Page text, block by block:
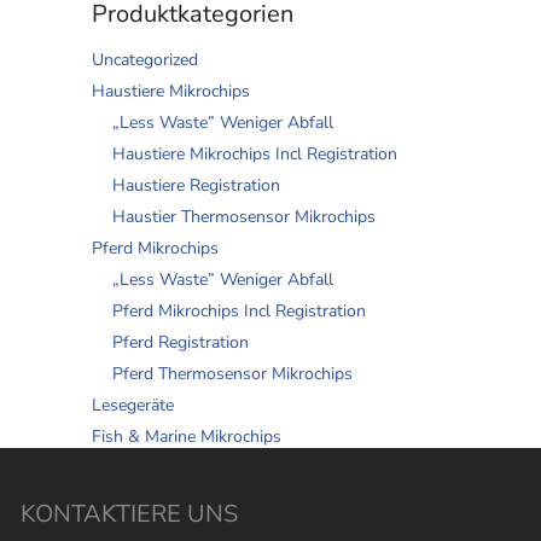
Produktkategorien
Uncategorized
Haustiere Mikrochips
„Less Waste” Weniger Abfall
Haustiere Mikrochips Incl Registration
Haustiere Registration
Haustier Thermosensor Mikrochips
Pferd Mikrochips
„Less Waste” Weniger Abfall
Pferd Mikrochips Incl Registration
Pferd Registration
Pferd Thermosensor Mikrochips
Lesegeräte
Fish & Marine Mikrochips
KONTAKTIERE UNS